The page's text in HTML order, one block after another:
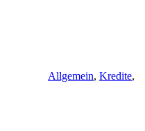
Allgemein, Kredite,